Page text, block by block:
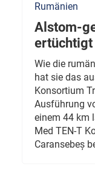
Rumänien
Alstom-
ertüchtigt
Wie die
hat sie das
Konsortium
Ausführung
einem 44 km
Med TEN-T
Caransebeș